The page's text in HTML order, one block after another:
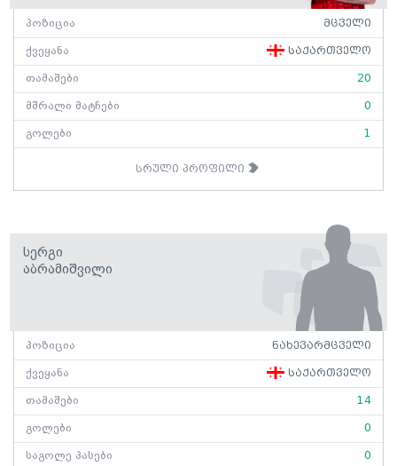
პოზიცია მცველი
ქვეყანა საქართველო
თამაშები 20
მშრალი მატჩები 0
გოლები 1
სრული პროფილი
Სერგი
Აბრამიშვილი
პოზიცია ნახევარმცველი
ქვეყანა საქართველო
თამაშები 14
გოლები 0
საგოლე პასები 0